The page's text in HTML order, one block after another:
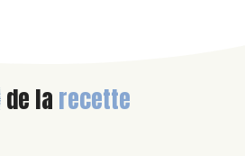
de la recette